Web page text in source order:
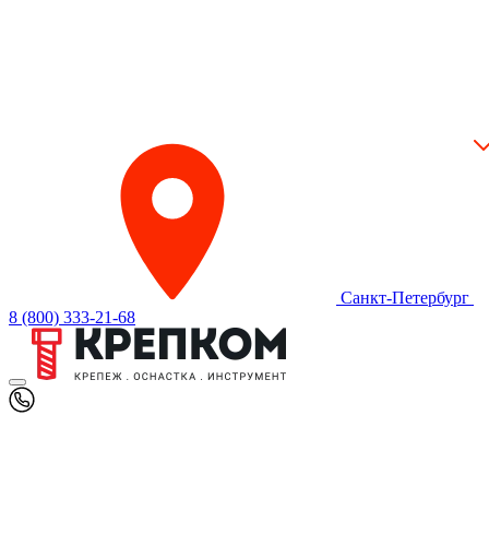
Санкт-Петербург
8 (800) 333-21-68